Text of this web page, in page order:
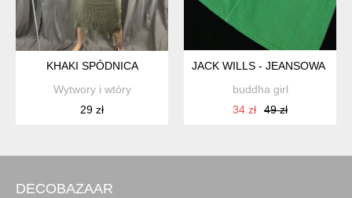
KHAKI SPÓDNICA
Wytwory i wtóry
29 zł
JACK WILLS - JEANSOWA
buddha girl
34 zł
49 zł
DECOBAZAAR